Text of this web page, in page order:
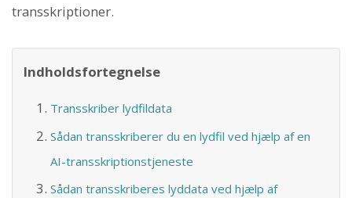
transskriptioner.
Indholdsfortegnelse
Transskriber lydfildata
Sådan transskriberer du en lydfil ved hjælp af en
AI-transskriptionstjeneste
Sådan transskriberes lyddata ved hjælp af